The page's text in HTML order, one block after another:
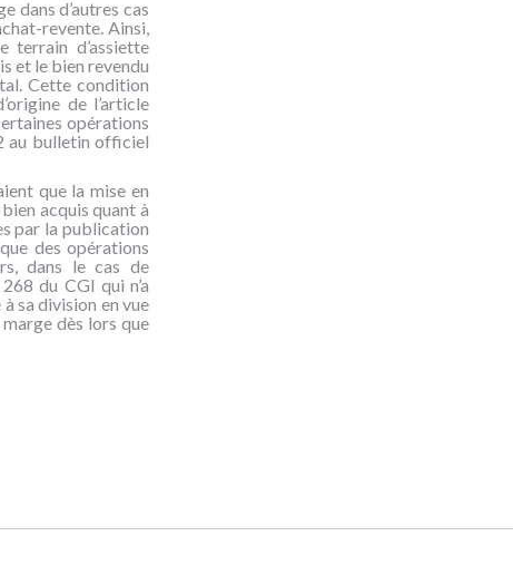
dans d’autres cas
revente. Ainsi,
terrain d’assiette
et le bien revendu
Cette condition
de l’article
opérations
au bulletin officiel
que la mise en
acquis quant à
par la publication
des opérations
dans le cas de
du CGI qui n’a
sa division en vue
dès lors que